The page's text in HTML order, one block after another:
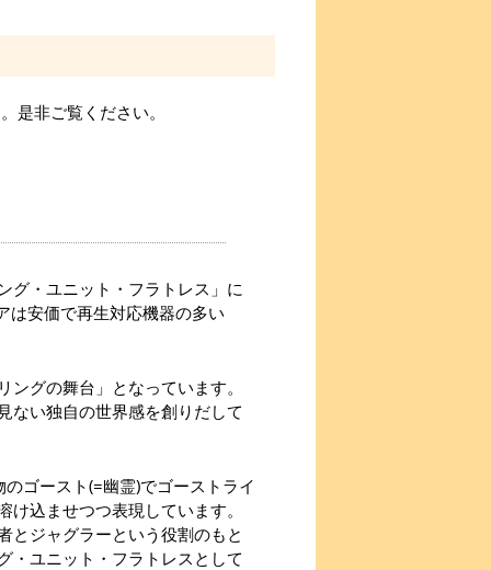
是非ご覧ください。
グ・ユニット・フラトレス」に
は安価で再生対応機器の多い
グの舞台」となっています。
ない独自の世界感を創りだして
ゴースト(=幽霊)でゴーストライ
込ませつつ表現しています。
とジャグラーという役割のもと
・ユニット・フラトレスとして